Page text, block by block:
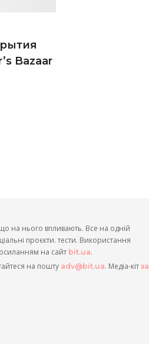
Bazaar
на нього впливають. Все на одній
проєкти. тести. Використання
на сайт bit.ua.
на пошту adv@bit.ua. Медіа-кіт за